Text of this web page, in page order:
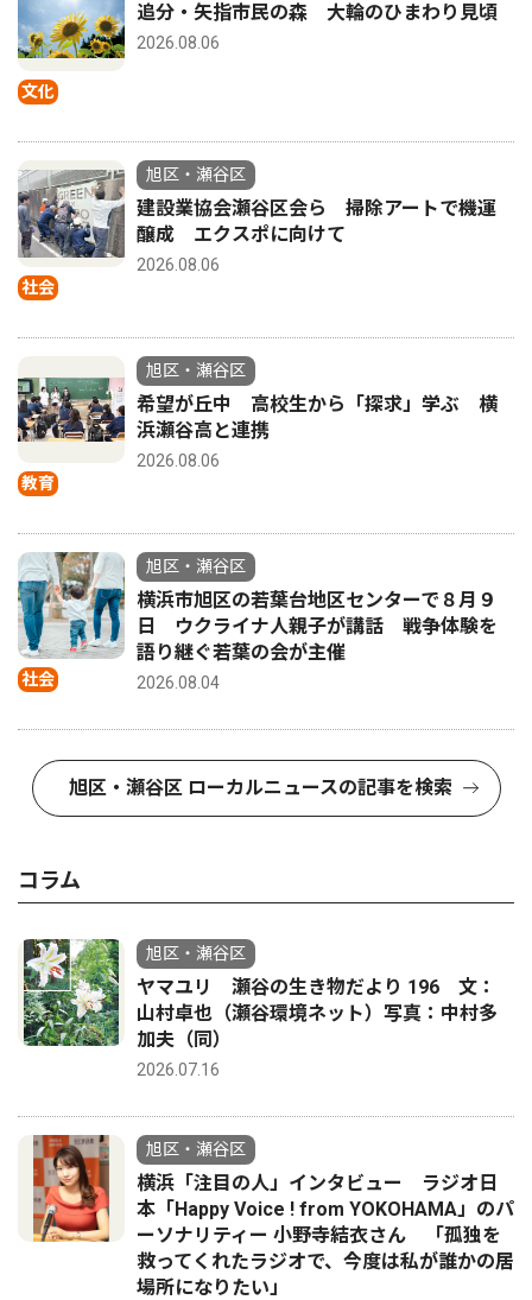
文化
追分・矢指市民の森 大輪のひまわり見頃
2026.08.06
社会
旭区・瀬谷区
建設業協会瀬谷区会ら 掃除アートで機運
醸成 エクスポに向けて
2026.08.06
教育
旭区・瀬谷区
希望が丘中 高校生から「探求」学ぶ 横
浜瀬谷高と連携
2026.08.06
社会
旭区・瀬谷区
横浜市旭区の若葉台地区センターで８月９
日 ウクライナ人親子が講話 戦争体験を
語り継ぐ若葉の会が主催
2026.08.04
旭区・瀬谷区 ローカルニュースの記事を検索
コラム
旭区・瀬谷区
ヤマユリ 瀬谷の生き物だより 196 文：
山村卓也（瀬谷環境ネット）写真：中村多
加夫（同）
2026.07.16
旭区・瀬谷区
横浜「注目の人」インタビュー ラジオ日
本「Happy Voice ! from YOKOHAMA」のパ
ーソナリティー 小野寺結衣さん 「孤独を
救ってくれたラジオで、今度は私が誰かの居
場所になりたい」